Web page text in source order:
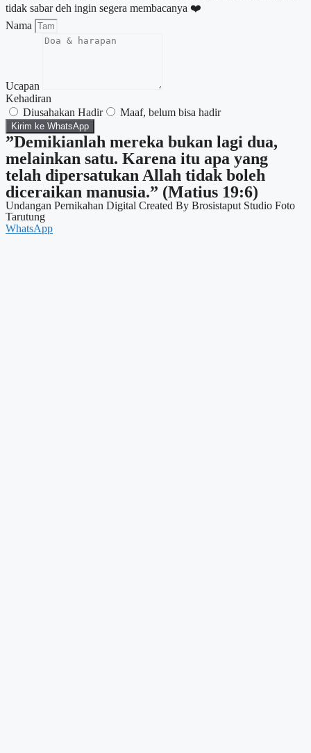
tidak sabar deh ingin segera membacanya ❤️
Nama
Ucapan
Kehadiran
Diusahakan Hadir
Maaf, belum bisa hadir
Kirim ke WhatsApp
”Demikianlah mereka bukan lagi dua,
melainkan satu. Karena itu apa yang
telah dipersatukan Allah tidak boleh
diceraikan manusia.” (Matius 19:6)
Undangan Pernikahan Digital Created By Brosistaput Studio Foto
Tarutung
WhatsApp